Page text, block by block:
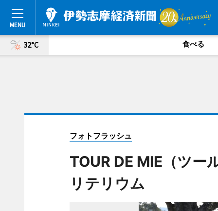
32°C 食べる
フォトフラッシュ
TOUR DE MIE（ツー
リテリウム